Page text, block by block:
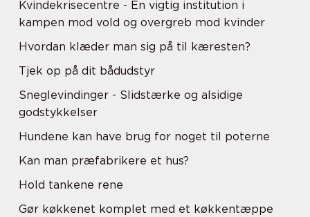
Kvindekrisecentre - En vigtig institution i
kampen mod vold og overgreb mod kvinder
Hvordan klæder man sig på til kæresten?
Tjek op på dit bådudstyr
Sneglevindinger - Slidstærke og alsidige
godstykkelser
Hundene kan have brug for noget til poterne
Kan man præfabrikere et hus?
Hold tankene rene
Gør køkkenet komplet med et køkkentæppe